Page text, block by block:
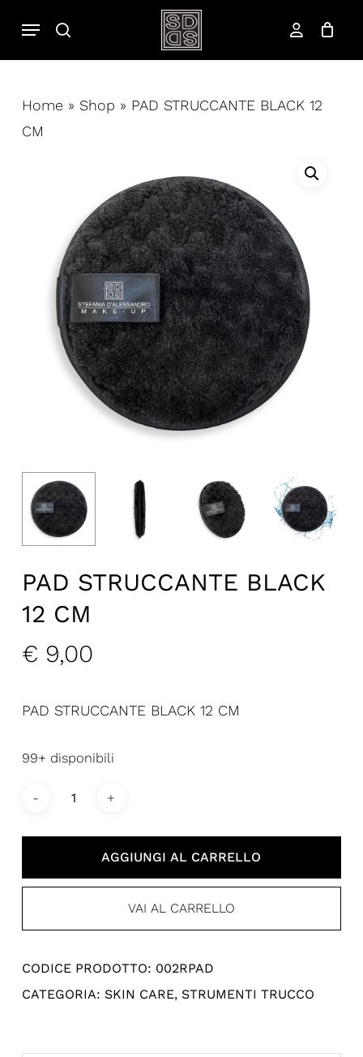
contenuto
cerca account
Menu
Home » Shop » PAD STRUCCANTE BLACK 12
CM
PAD STRUCCANTE BLACK
12 CM
€ 9,00
PAD STRUCCANTE BLACK 12 CM
99+ disponibili
AGGIUNGI AL CARRELLO
VAI AL CARRELLO
CODICE PRODOTTO: 002RPAD
CATEGORIA: SKIN CARE, STRUMENTI TRUCCO